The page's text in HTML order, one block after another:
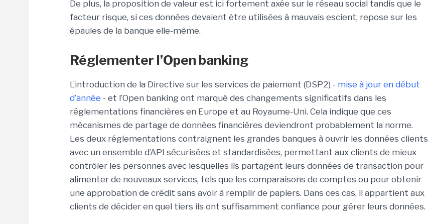
De plus, la proposition de valeur est ici fortement axée sur le réseau social tandis que le
facteur risque, si ces données devaient être utilisées à mauvais escient, repose sur les
épaules de la banque elle-même.
Réglementer l’Open banking
L’introduction de la Directive sur les services de paiement (DSP2) - mise à jour en début
d’année - et l’Open banking ont marqué des changements significatifs dans les
réglementations financières en Europe et au Royaume-Uni. Cela indique que ces
mécanismes de partage de données financières deviendront probablement la norme.
Les deux réglementations contraignent les grandes banques à ouvrir les données clients
avec un ensemble d’API sécurisées et standardisées, permettant aux clients de mieux
contrôler les personnes avec lesquelles ils partagent leurs données de transaction pour
alimenter de nouveaux services, tels que les comparaisons de comptes ou pour obtenir
une approbation de crédit sans avoir à remplir de papiers. Dans ces cas, il appartient aux
clients de décider en quel tiers ils ont suffisamment confiance pour gérer leurs données.